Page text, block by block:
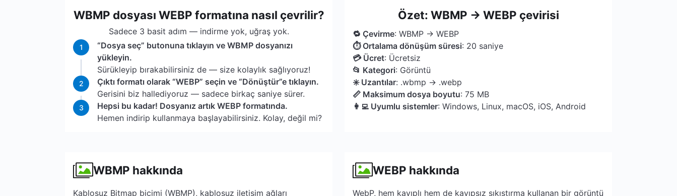
WBMP dosyası WEBP formatına nasıl çevrilir?
Sadece 3 basit adım — indirme yok, uğraş yok.
1
“Dosya seç” butonuna tıklayın ve WBMP dosyanızı
yükleyin.
Sürükleyip bırakabilirsiniz de — size kolaylık sağlıyoruz!
2
Çıktı formatı olarak “WEBP” seçin ve “Dönüştür”e tıklayın.
Gerisini biz hallediyoruz — sadece birkaç saniye sürer.
3
Hepsi bu kadar! Dosyanız artık WEBP formatında.
Hemen indirip kullanmaya başlayabilirsiniz. Kolay, değil mi?
Özet: WBMP → WEBP çevirisi
🔁 Çevirme: WBMP → WEBP
⏱ Ortalama dönüşüm süresi: 20 saniye
💳 Ücret: Ücretsiz
📂 Kategori: Görüntü
✳️ Uzantılar: .wbmp → .webp
📏 Maksimum dosya boyutu: 75 MB
👩‍💻 Uyumlu sistemler: Windows, Linux, macOS, iOS, Android
WBMP hakkında
Kablosuz Bitmap biçimi (WBMP), kablosuz iletişim ağları
WEBP hakkında
WebP, hem kayıplı hem de kayıpsız sıkıştırma kullanan bir görüntü